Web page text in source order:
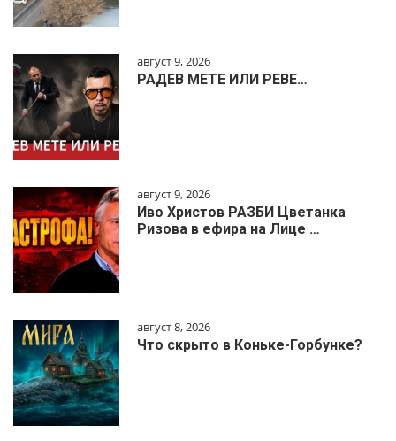
август 9, 2026
РАДЕВ МЕТЕ ИЛИ РЕВЕ…
август 9, 2026
Иво Христов РАЗБИ Цветанка
Ризова в ефира на Лице …
август 8, 2026
Что скрыто в Коньке-Горбунке?